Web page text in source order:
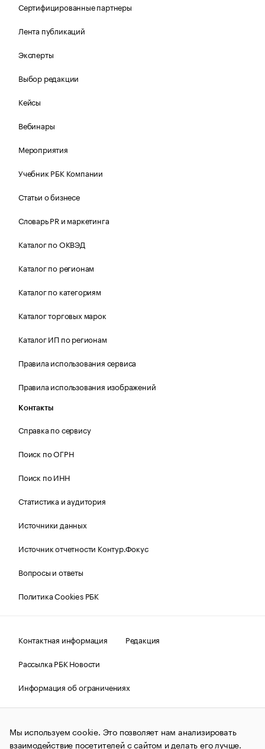
Сертифицированные партнеры
Лента публикаций
Эксперты
Выбор редакции
Кейсы
Вебинары
Мероприятия
Учебник РБК Компании
Статьи о бизнесе
Словарь PR и маркетинга
Каталог по ОКВЭД
Каталог по регионам
Каталог по категориям
Каталог торговых марок
Каталог ИП по регионам
Правила использования сервиса
Правила использования изображений
Контакты
Справка по сервису
Поиск по ОГРН
Поиск по ИНН
Статистика и аудитория
Источники данных
Источник отчетности Контур.Фокус
Вопросы и ответы
Политика Cookies РБК
Контактная информация
Редакция
Рассылка РБК Новости
Информация об ограничениях
Правовая информация
О соблюдении авторских прав
© АО «РОСБИЗНЕСКОНСАЛТИНГ»,1995–2026.Сообщения
и материалы информационного агентства «РБК»
Мы используем cookie. Это позволяет нам анализировать
взаимодействие посетителей с сайтом и делать его лучше.